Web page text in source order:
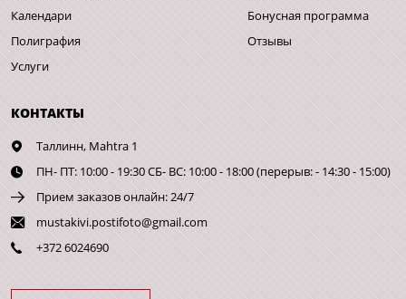
Календари
Полиграфия
Услуги
Бонусная программа
Отзывы
КОНТАКТЫ
Таллинн, Mahtra 1
ПН- ПТ: 10:00 - 19:30 СБ- ВС: 10:00 - 18:00 (перерыв: - 14:30 - 15:00)
Прием заказов онлайн: 24/7
mustakivi.postifoto@gmail.com
+372 6024690